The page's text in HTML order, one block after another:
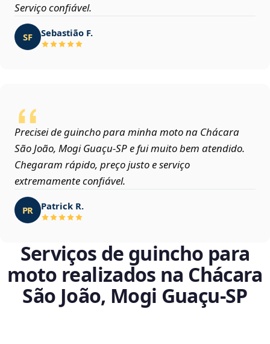
Serviço confiável.
SF Sebastião F.
Precisei de guincho para minha moto na Chácara
São João, Mogi Guaçu‑SP e fui muito bem atendido.
Chegaram rápido, preço justo e serviço
extremamente confiável.
PR Patrick R.
Serviços de guincho para
moto realizados na Chácara
São João, Mogi Guaçu‑SP